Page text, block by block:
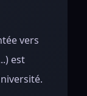
vers
est